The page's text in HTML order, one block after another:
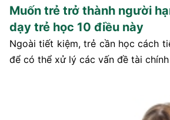
Muốn trẻ trở thành người
dạy trẻ học 10 điều này
Ngoài tiết kiệm, trẻ cần học cách
để có thể xử lý các vấn đề tài